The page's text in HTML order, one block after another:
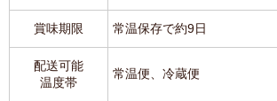
賞味期限 常温保存で約9日
配送可能
温度帯
常温便、冷蔵便